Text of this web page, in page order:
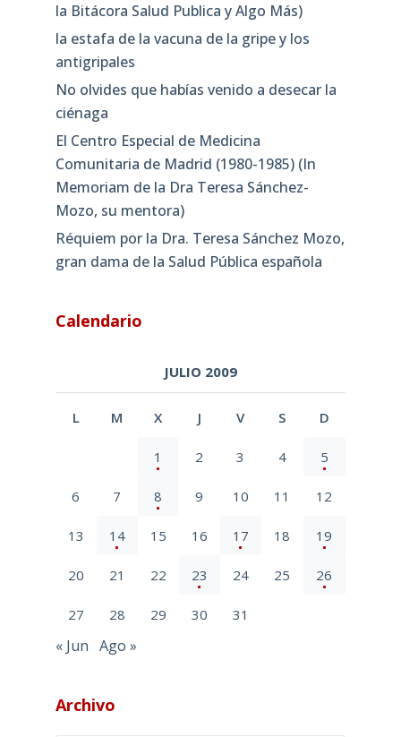
la Bitácora Salud Publica y Algo Más)
la estafa de la vacuna de la gripe y los
antigripales
No olvides que habías venido a desecar la
ciénaga
El Centro Especial de Medicina
Comunitaria de Madrid (1980-1985) (In
Memoriam de la Dra Teresa Sánchez-
Mozo, su mentora)
Réquiem por la Dra. Teresa Sánchez Mozo,
gran dama de la Salud Pública española
Calendario
JULIO 2009
L M X J V S D
1 2 3 4 5
6 7 8 9 10 11 12
13 14 15 16 17 18 19
20 21 22 23 24 25 26
27 28 29 30 31
« Jun Ago »
Archivo